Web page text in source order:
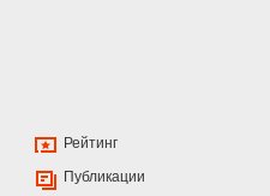
Рейтинг
Публикации